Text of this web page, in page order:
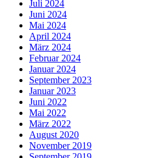
Juli 2024
Juni 2024
Mai 2024
April 2024
März 2024
Februar 2024
Januar 2024
September 2023
Januar 2023
Juni 2022
Mai 2022
März 2022
August 2020
November 2019